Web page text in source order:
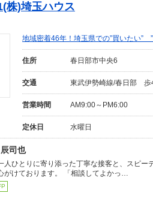
株)埼玉ハウス
地域密着46年！埼玉県での”買いたい”
住所 春日部市中央6
交通 東武伊勢崎線/春日部 歩
営業時間 AM9:00～PM6:00
定休日 水曜日
司也
人ひとりに寄り添った丁寧な接客と、スピー
がけております。 「相談してよかっ…